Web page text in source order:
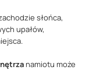
słońca,
upałów,
namiotu może